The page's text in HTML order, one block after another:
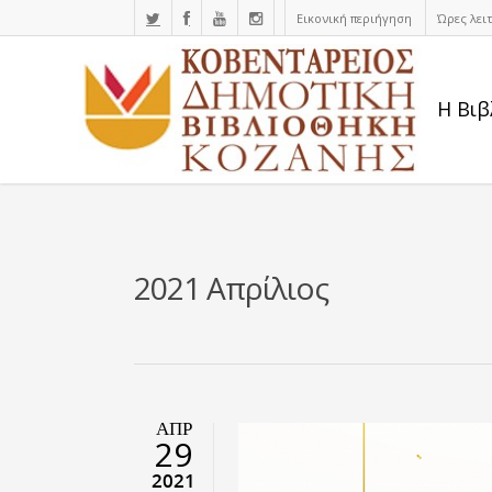
Εικονική περιήγηση Ώρες
Η
2021 Απρίλιος
ΑΠΡ
29
2021